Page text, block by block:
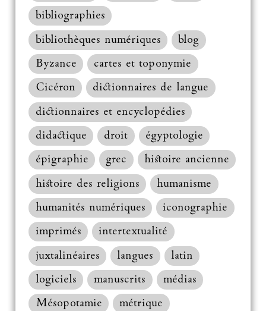
bibliographies
bibliothèques numériques
blog
Byzance
cartes et toponymie
Cicéron
dictionnaires de langue
dictionnaires et encyclopédies
didactique
droit
égyptologie
épigraphie
grec
histoire ancienne
histoire des religions
humanisme
humanités numériques
iconographie
imprimés
intertextualité
juxtalinéaires
langues
latin
logiciels
manuscrits
médias
Mésopotamie
métrique